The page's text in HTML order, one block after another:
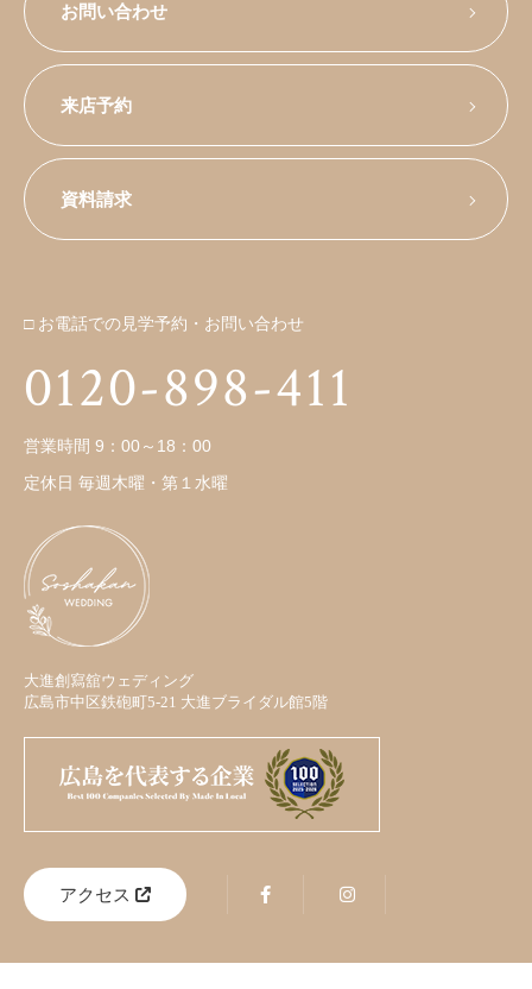
お問い合わせ
来店予約
資料請求
□ お電話での見学予約・お問い合わせ
0120-898-411
営業時間 9：00～18：00
定休日 毎週木曜・第１水曜
大進創寫舘ウェディング
広島市中区鉄砲町5-21 大進ブライダル館5階
アクセス